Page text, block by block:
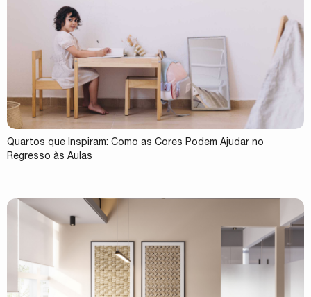
Quartos que Inspiram: Como as Cores Podem Ajudar no
Regresso às Aulas